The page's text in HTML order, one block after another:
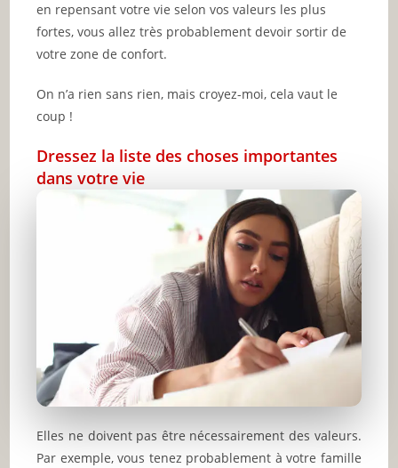
en repensant votre vie selon vos valeurs les plus
fortes, vous allez très probablement devoir sortir de
votre zone de confort.
On n’a rien sans rien, mais croyez-moi, cela vaut le
coup !
Dressez la liste des choses importantes
dans votre vie
Elles ne doivent pas être nécessairement des valeurs.
Par exemple, vous tenez probablement à votre famille